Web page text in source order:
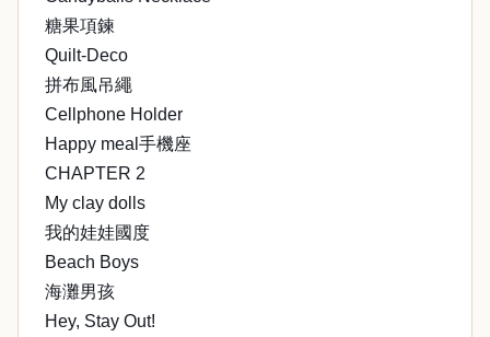
糖果項鍊
Quilt-Deco
拼布風吊繩
Cellphone Holder
Happy meal手機座
CHAPTER 2
My clay dolls
我的娃娃國度
Beach Boys
海灘男孩
Hey, Stay Out!